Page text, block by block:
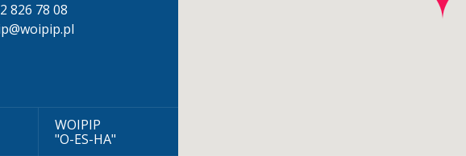
826 78 08
WOIPIP
"O-ES-HA"